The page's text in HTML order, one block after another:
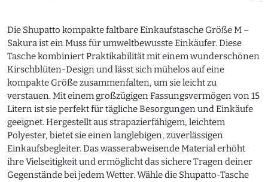
Die Shupatto kompakte faltbare Einkaufstasche Größe M –
Sakura ist ein Muss für umweltbewusste Einkäufer. Diese
Tasche kombiniert Praktikabilität mit einem wunderschönen
Kirschblüten-Design und lässt sich mühelos auf eine
kompakte Größe zusammenfalten, um sie leicht zu
verstauen. Mit einem großzügigen Fassungsvermögen von 15
Litern ist sie perfekt für tägliche Besorgungen und Einkäufe
geeignet. Hergestellt aus strapazierfähigem, leichtem
Polyester, bietet sie einen langlebigen, zuverlässigen
Einkaufsbegleiter. Das wasserabweisende Material erhöht
ihre Vielseitigkeit und ermöglicht das sichere Tragen deiner
Gegenstände bei jedem Wetter. Wähle die Shupatto-Tasche